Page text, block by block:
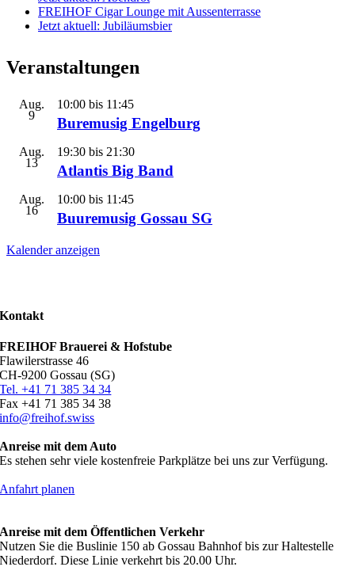
FREIHOF Cigar Lounge mit Aussenterrasse
Jetzt aktuell: Jubiläumsbier
Veranstaltungen
Aug.
9
10:00 bis 11:45
Buremusig Engelburg
Aug.
13
19:30 bis 21:30
Atlantis Big Band
Aug.
16
10:00 bis 11:45
Buuremusig Gossau SG
Kalender anzeigen
Kontakt
FREIHOF Brauerei & Hofstube
Flawilerstrasse 46
CH-9200 Gossau (SG)
Tel. +41 71 385 34 34
Fax +41 71 385 34 38
info@freihof.swiss
Anreise mit dem Auto
Es stehen sehr viele kostenfreie Parkplätze bei uns zur Verfügung.
Anfahrt planen
Anreise mit dem Öffentlichen Verkehr
Nutzen Sie die Buslinie 150 ab Gossau Bahnhof bis zur Haltestelle
Niederdorf. Diese Linie verkehrt bis 20.00 Uhr.